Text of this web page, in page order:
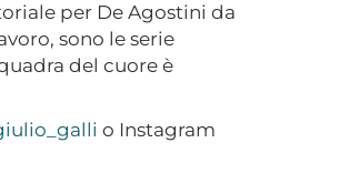
per De Agostini da
sono le serie
del cuore è
o Instagram